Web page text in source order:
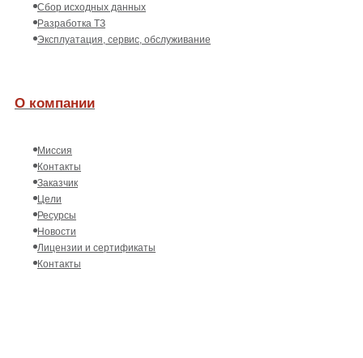
Сбор исходных данных
Разработка ТЗ
Эксплуатация, сервис, обслуживание
О компании
Миссия
Контакты
Заказчик
Цели
Ресурсы
Новости
Лицензии и сертификаты
Контакты